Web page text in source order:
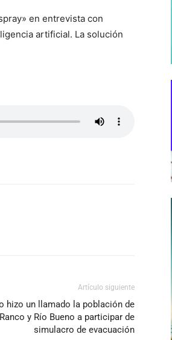
en entrevista con
artificial. La solución
Artículo siguiente
hizo un llamado la población de
y Río Bueno a participar de
simulacro de evacuación